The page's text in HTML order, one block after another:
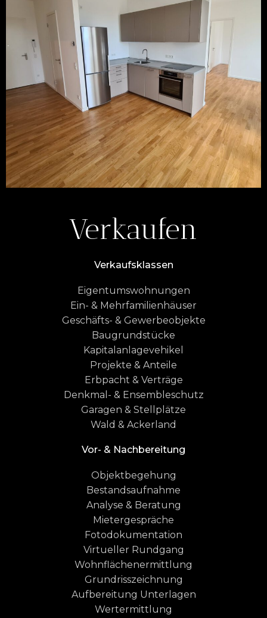
Verkaufen
Verkaufsklassen
Eigentumswohnungen
Ein- & Mehrfamilienhäuser
Geschäfts- & Gewerbeobjekte
Baugrundstücke
Kapitalanlagevehikel
Projekte & Anteile
Erbpacht & Verträge
Denkmal- & Ensembleschutz
Garagen & Stellplätze
Wald & Ackerland
Vor- & Nachbereitung
Objektbegehung
Bestandsaufnahme
Analyse & Beratung
Mietergespräche
Fotodokumentation
Virtueller Rundgang
Wohnflächenermittlung
Grundrisszeichnung
Aufbereitung Unterlagen
Wertermittlung